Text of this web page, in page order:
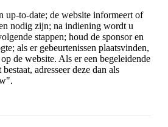
up-to-date; de website informeert of
nodig zijn; na indiening wordt u
stappen; houd de sponsor en
als er gebeurtenissen plaatsvinden,
de website. Als er een begeleidende
adresseer deze dan als